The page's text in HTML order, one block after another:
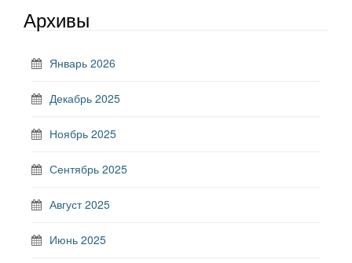
Архивы
Январь 2026
Декабрь 2025
Ноябрь 2025
Сентябрь 2025
Август 2025
Июнь 2025